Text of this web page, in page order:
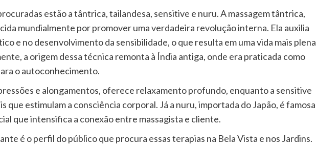
estão a tântrica, tailandesa, sensitive e nuru. A massagem tântrica,
mundialmente por promover uma verdadeira revolução interna. Ela auxilia
e no desenvolvimento da sensibilidade, o que resulta em uma vida mais plena
a origem dessa técnica remonta à Índia antiga, onde era praticada como
o autoconhecimento.
e alongamentos, oferece relaxamento profundo, enquanto a sensitive
que estimulam a consciência corporal. Já a nuru, importada do Japão, é famosa
que intensifica a conexão entre massagista e cliente.
é o perfil do público que procura essas terapias na Bela Vista e nos Jardins.